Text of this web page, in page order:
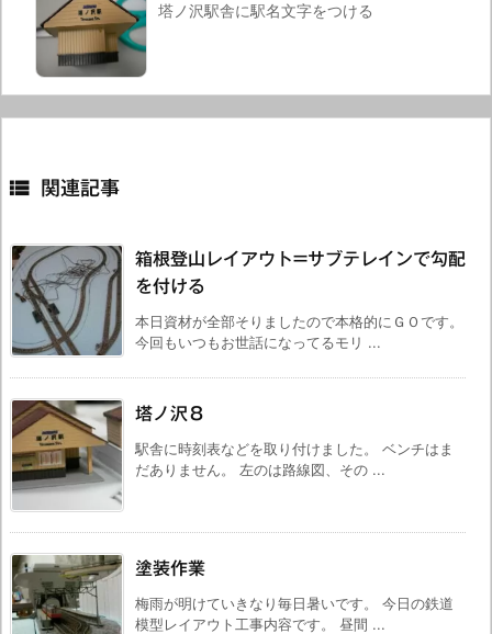
塔ノ沢駅舎に駅名文字をつける
 関連記事
箱根登山レイアウト=サブテレインで勾配
を付ける
本日資材が全部そりましたので本格的にＧＯです。
今回もいつもお世話になってるモリ ...
塔ノ沢８
駅舎に時刻表などを取り付けました。 ベンチはま
だありません。 左のは路線図、その ...
塗装作業
梅雨が明けていきなり毎日暑いです。 今日の鉄道
模型レイアウト工事内容です。 昼間 ...